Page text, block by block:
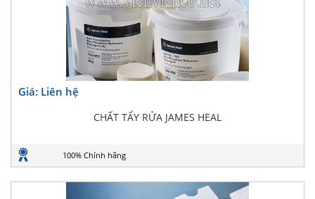
Giá: Liên hệ
CHẤT TẨY RỬA JAMES HEAL
100% Chính hãng